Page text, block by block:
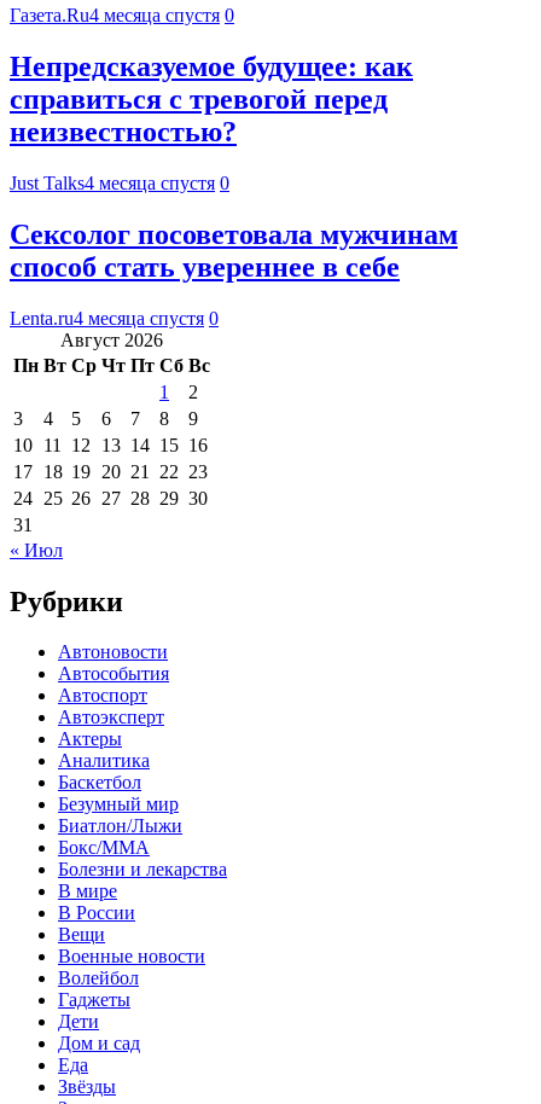
Газета.Ru4 месяца спустя 0
Непредсказуемое будущее: как
справиться с тревогой перед
неизвестностью?
Just Talks4 месяца спустя 0
Сексолог посоветовала мужчинам
способ стать увереннее в себе
Lenta.ru4 месяца спустя 0
Август 2026
Пн Вт Ср Чт Пт Сб Вс
1
2
3
4 5 6 7 8
9
10 11 12 13 14 15 16
17 18 19 20 21 22 23
24 25 26 27 28 29 30
31
« Июл
Рубрики
Автоновости
Автособытия
Автоспорт
Автоэксперт
Актеры
Аналитика
Баскетбол
Безумный мир
Биатлон/Лыжи
Бокс/MMA
Болезни и лекарства
В мире
В России
Вещи
Военные новости
Волейбол
Гаджеты
Дети
Дом и сад
Еда
Звёзды